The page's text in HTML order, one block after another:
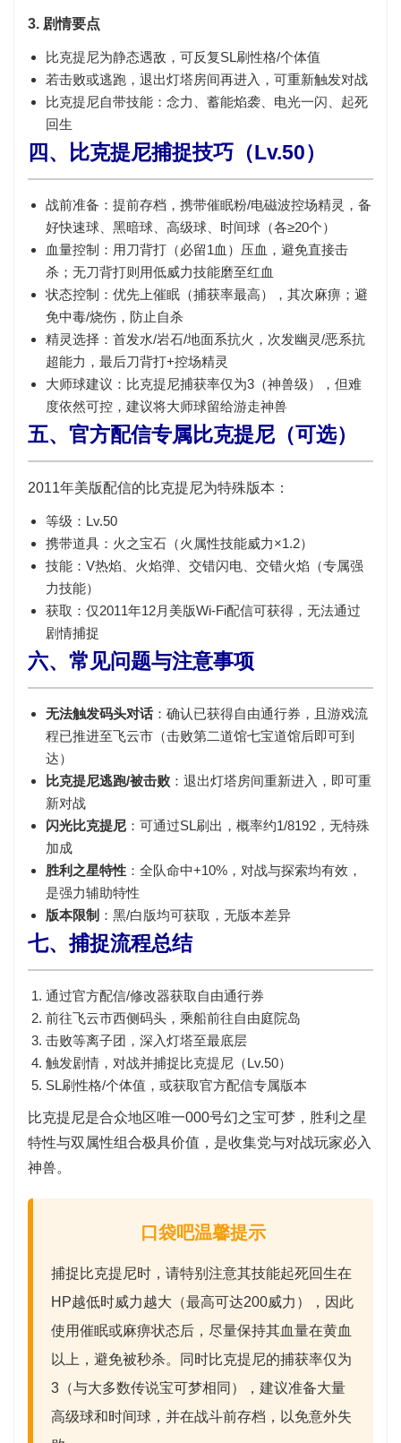
3. 剧情要点
比克提尼为静态遇敌 ，可反复SL刷性格/个体值
若击败或逃跑，退出灯塔房间再进入，可重新触发对战
比克提尼自带技能： 念力、蓄能焰袭、电光一闪、起死
回生
四、比克提尼捕捉技巧（Lv.50）
战前准备 ：提前存档，携带催眠粉/电磁波控场精灵，备
好快速球、黑暗球、高级球、时间球 （各≥20个）
血量控制 ：用刀背打 （必留1血）压血，避免直接击
杀；无刀背打则用低威力技能磨至红血
状态控制 ：优先上催眠 （捕获率最高），其次麻痹；避
免中毒/烧伤，防止自杀
精灵选择 ：首发水/岩石/地面系抗火，次发幽灵/恶系抗
超能力，最后刀背打+控场精灵
大师球建议 ：比克提尼捕获率仅为3（神兽级），但难
度依然可控，建议将大师球留给游走神兽
五、官方配信专属比克提尼（可选）
2011年美版配信的比克提尼为特殊版本：
等级： Lv.50
携带道具： 火之宝石 （火属性技能威力×1.2）
技能： V热焰、火焰弹、交错闪电、交错火焰 （专属强
力技能）
获取：仅2011年12月美版Wi-Fi配信可获得，无法通过
剧情捕捉
六、常见问题与注意事项
无法触发码头对话：确认已获得自由通行券，且游戏流
程已推进至飞云市（击败第二道馆七宝道馆后即可到
达）
比克提尼逃跑/被击败 ：退出灯塔房间重新进入，即可重
新对战
闪光比克提尼 ：可通过SL刷出，概率约1/8192，无特殊
加成
胜利之星特性 ：全队命中+10%，对战与探索均有效，
是强力辅助特性
版本限制 ：黑/白版均可获取，无版本差异
七、捕捉流程总结
通过官方配信/修改器获取 自由通行券
前往飞云市西侧码头，乘船前往自由庭院岛
击败等离子团，深入灯塔至最底层
触发剧情，对战并捕捉 比克提尼 （Lv.50）
SL刷性格/个体值，或获取官方配信专属版本
比克提尼是合众地区唯一000号幻之宝可梦，胜利之星
特性与双属性组合极具价值，是收集党与对战玩家必入
神兽。
口袋吧温馨提示
捕捉比克提尼时，请特别注意其技能起死回生在
HP越低时威力越大（最高可达200威力），因此
使用催眠或麻痹状态后，尽量保持其血量在黄血
以上，避免被秒杀。同时比克提尼的捕获率仅为
3 （与大多数传说宝可梦相同），建议准备大量
高级球和时间球，并在战斗前存档，以免意外失